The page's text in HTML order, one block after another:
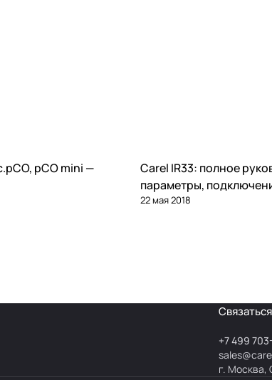
pCO mini —
Автоматика и контроллеры
Carel IR33: полное
параметры,
22 мая 2018
+7 499
г. Москва,